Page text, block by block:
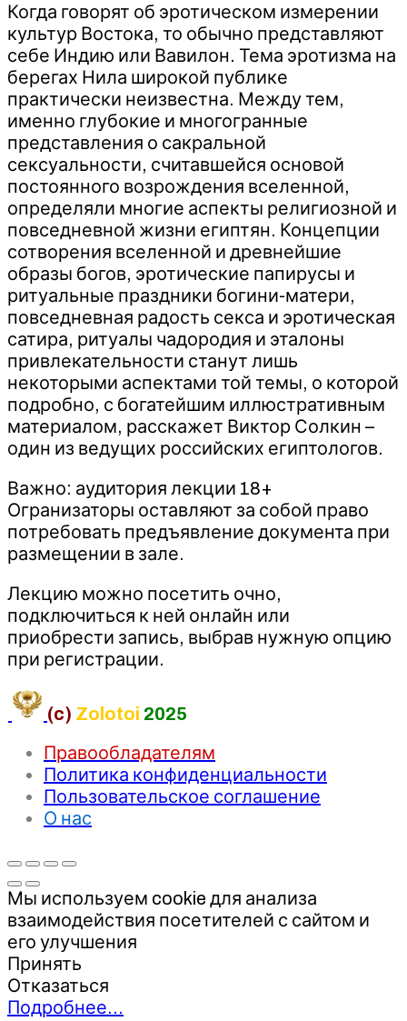
Когда говорят об эротическом измерении
культур Востока, то обычно представляют
себе Индию или Вавилон. Тема эротизма на
берегах Нила широкой публике
практически неизвестна. Между тем,
именно глубокие и многогранные
представления о сакральной
сексуальности, считавшейся основой
постоянного возрождения вселенной,
определяли многие аспекты религиозной и
повседневной жизни египтян. Концепции
сотворения вселенной и древнейшие
образы богов, эротические папирусы и
ритуальные праздники богини-матери,
повседневная радость секса и эротическая
сатира, ритуалы чадородия и эталоны
привлекательности станут лишь
некоторыми аспектами той темы, о которой
подробно, с богатейшим иллюстративным
материалом, расскажет Виктор Солкин –
один из ведущих российских египтологов.
Важно: аудитория лекции 18+
Огранизаторы оставляют за собой право
потребовать предъявление документа при
размещении в зале.
Лекцию можно посетить очно,
подключиться к ней онлайн или
приобрести запись, выбрав нужную опцию
при регистрации.
(c) Zolotoi 2025
Правообладателям
Политика конфиденциальности
Пользовательское соглашение
О нас
Мы используем cookie для анализа
взаимодействия посетителей с сайтом и
его улучшения
Принять
Отказаться
Подробнее…